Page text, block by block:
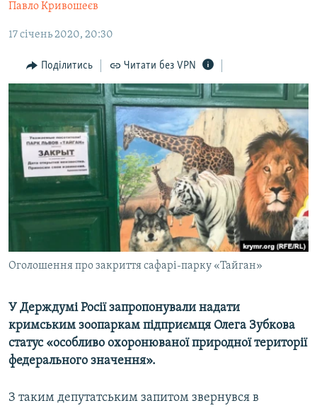
Перейти
до
ПОГЛЯД
ІНТЕРВ'Ю
ВСЕ ЗА ДЕНЬ
СПЕЦПРОЕКТИ
ДЕПОРТАЦІЯ
ВІДЕОУРОКИ «ELIFBE»
СВІДЧЕННЯ ОКУПАЦІЇ
УКРАЇНСЬКА ПРОБЛЕМА КРИМУ
ІНФОГРАФІКА
ЯК ОБІЙТИ БЛОКУВАННЯ
Русский
Qırımtatar
ДОЛУЧАЙСЯ!
Павло Кривошеєв
17 січень 2020, 20:30
Поділитись Читати без VPN
Оголошення про закриття сафарі-парку «Тайган»
У Держдумі Росії запропонували надати
кримським зоопаркам підприємця Олега Зубкова
статус «особливо охоронюваної природної території
федерального значення».
З таким депутатським запитом звернувся в